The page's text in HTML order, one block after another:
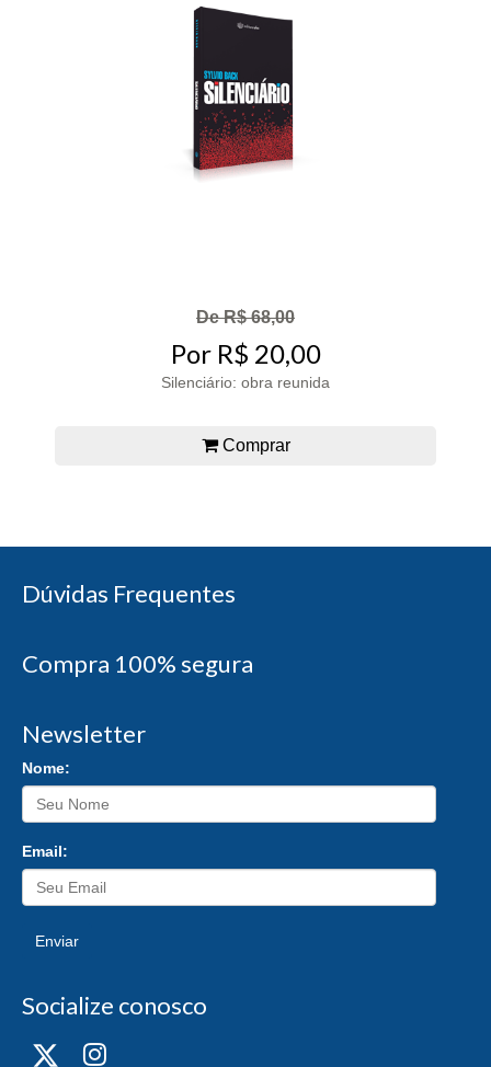
De R$ 68,00
Por R$ 20,00
Silenciário: obra reunida
Comprar
Dúvidas Frequentes
Compra 100% segura
Newsletter
Nome:
Email:
Enviar
Socialize conosco